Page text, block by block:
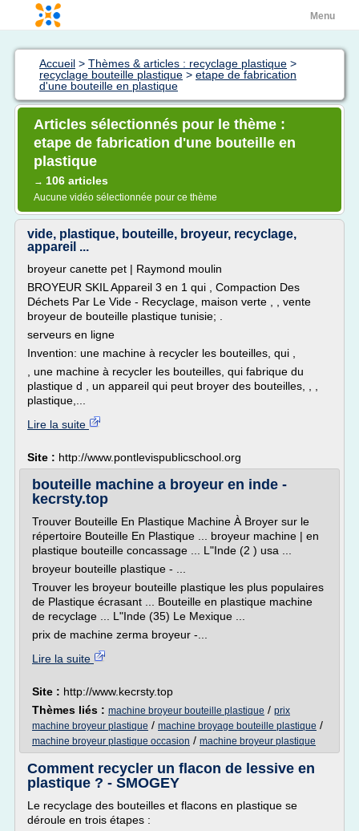
Menu
Accueil > Thèmes & articles : recyclage plastique >
recyclage bouteille plastique > etape de fabrication
d'une bouteille en plastique
Articles sélectionnés pour le thème :
etape de fabrication d'une bouteille en
plastique
→ 106 articles
Aucune vidéo sélectionnée pour ce thème
vide, plastique, bouteille, broyeur, recyclage,
appareil ...
broyeur canette pet | Raymond moulin
BROYEUR SKIL Appareil 3 en 1 qui , Compaction Des
Déchets Par Le Vide - Recyclage, maison verte , , vente
broyeur de bouteille plastique tunisie; .
serveurs en ligne
Invention: une machine à recycler les bouteilles, qui ,
, une machine à recycler les bouteilles, qui fabrique du
plastique d , un appareil qui peut broyer des bouteilles, , ,
plastique,...
Lire la suite
Site : http://www.pontlevispublicschool.org
bouteille machine a broyeur en inde -
kecrsty.top
Trouver Bouteille En Plastique Machine À Broyer sur le
répertoire Bouteille En Plastique ... broyeur machine | en
plastique bouteille concassage ... L"Inde (2 ) usa ...
broyeur bouteille plastique - ...
Trouver les broyeur bouteille plastique les plus populaires
de Plastique écrasant ... Bouteille en plastique machine
de recyclage ... L"Inde (35) Le Mexique ...
prix de machine zerma broyeur -...
Lire la suite
Site : http://www.kecrsty.top
Thèmes liés : machine broyeur bouteille plastique / prix
machine broyeur plastique / machine broyage bouteille plastique /
machine broyeur plastique occasion / machine broyeur plastique
Comment recycler un flacon de lessive en
plastique ? - SMOGEY
Le recyclage des bouteilles et flacons en plastique se
déroule en trois étapes :